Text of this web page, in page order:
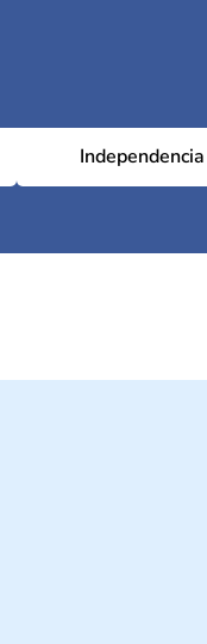
Independencia